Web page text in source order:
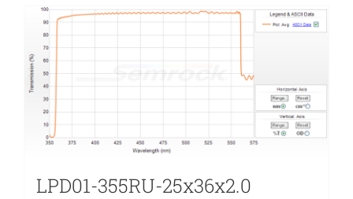
LPD01-355RU-25x36x2.0